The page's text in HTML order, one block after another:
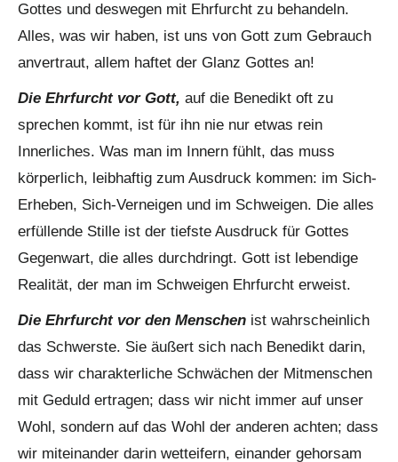
Gottes und deswegen mit Ehrfurcht zu behandeln.
Alles, was wir haben, ist uns von Gott zum Gebrauch
anvertraut, allem haftet der Glanz Gottes an!
Die Ehrfurcht vor Gott, auf die Benedikt oft zu
sprechen kommt, ist für ihn nie nur etwas rein
Innerliches. Was man im Innern fühlt, das muss
körperlich, leibhaftig zum Ausdruck kommen: im Sich-
Erheben, Sich-Verneigen und im Schweigen. Die alles
erfüllende Stille ist der tiefste Ausdruck für Gottes
Gegenwart, die alles durchdringt. Gott ist lebendige
Realität, der man im Schweigen Ehrfurcht erweist.
Die Ehrfurcht vor den Menschen ist wahrscheinlich
das Schwerste. Sie äußert sich nach Benedikt darin,
dass wir charakterliche Schwächen der Mitmenschen
mit Geduld ertragen; dass wir nicht immer auf unser
Wohl, sondern auf das Wohl der anderen achten; dass
wir miteinander darin wetteifern, einander gehorsam